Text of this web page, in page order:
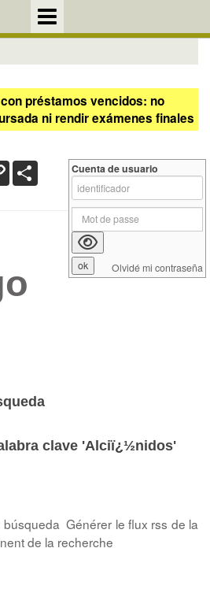
préstamos vencidos: no
ni rendir exámenes finales
Copy
Link
clave 'Alciï¿½nidos'
búsqueda Générer le flux rss de la
de la recherche
Cuenta de usuario
Olvidé mi contraseña